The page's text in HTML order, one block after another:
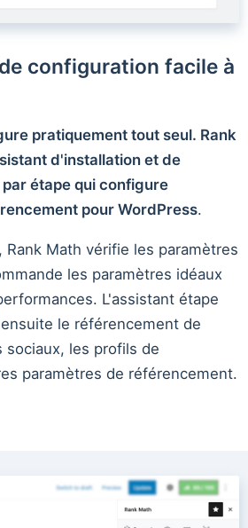
configuration facile à
pratiquement tout seul. Rank
d'installation et de
étape qui configure
pour WordPress.
Rank Math vérifie les paramètres
les paramètres idéaux
L'assistant étape
le référencement de
les profils de
paramètres de référencement.